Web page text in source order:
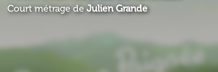
Court métrage deJulien Grande